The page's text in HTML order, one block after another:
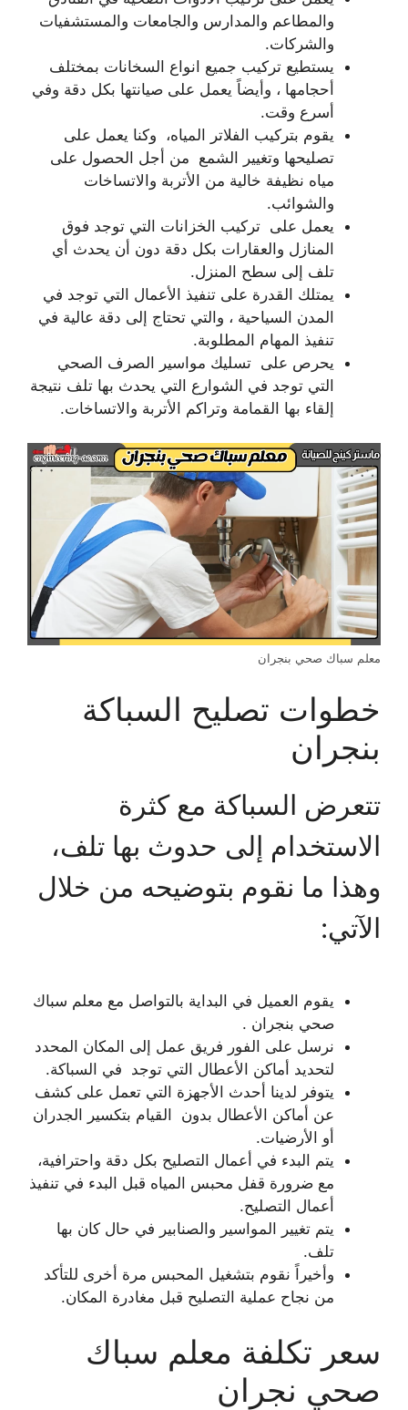
والمطاعم والمدارس والجامعات والمستشفيات
والشركات.
يستطيع تركيب جميع انواع السخانات بمختلف
أحجامها ، وأيضاً يعمل على صيانتها بكل دقة وفي
أسرع وقت.
يقوم بتركيب الفلاتر المياه، وكنا يعمل على
تصليحها وتغيير الشمع من أجل الحصول على
مياه نظيفة خالية من الأتربة والاتساخات
والشوائب.
يعمل على تركيب الخزانات التي توجد فوق
المنازل والعقارات بكل دقة دون أن يحدث أي
تلف إلى سطح المنزل.
يمتلك القدرة على تنفيذ الأعمال التي توجد في
المدن السياحية ، والتي تحتاج إلى دقة عالية في
تنفيذ المهام المطلوبة.
يحرص على تسليك مواسير الصرف الصحي
التي توجد في الشوارع التي يحدث بها تلف نتيجة
إلقاء بها القمامة وتراكم الأتربة والاتساخات.
معلم سباك صحي بنجران
خطوات تصليح السباكة
بنجران
تتعرض السباكة مع كثرة
الاستخدام إلى حدوث بها تلف،
وهذا ما نقوم بتوضيحه من خلال
الآتي:
يقوم العميل في البداية بالتواصل مع معلم سباك
صحي بنجران .
نرسل على الفور فريق عمل إلى المكان المحدد
لتحديد أماكن الأعطال التي توجد في السباكة.
يتوفر لدينا أحدث الأجهزة التي تعمل على كشف
عن أماكن الأعطال بدون القيام بتكسير الجدران
أو الأرضيات.
يتم البدء في أعمال التصليح بكل دقة واحترافية،
مع ضرورة قفل محبس المياه قبل البدء في تنفيذ
أعمال التصليح.
يتم تغيير المواسير والصنابير في حال كان بها
تلف.
وأخيراً نقوم بتشغيل المحبس مرة أخرى للتأكد
من نجاح عملية التصليح قبل مغادرة المكان.
سعر تكلفة معلم سباك
صحي نجران